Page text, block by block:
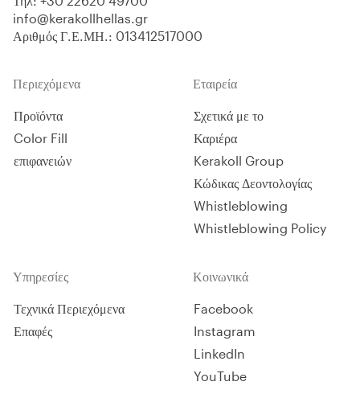
info@kerakollhellas.gr
Αριθμός Γ.Ε.ΜΗ.: 013412517000
Περιεχόμενα
Προϊόντα
Color Fill
επιφανειών
Εταιρεία
Σχετικά με το
Καριέρα
Kerakoll Group
Κώδικας Δεοντολογίας
Whistleblowing
Whistleblowing Policy
Υπηρεσίες
Τεχνικά Περιεχόμενα
Επαφές
Κοινωνικά
Facebook
Instagram
LinkedIn
YouTube